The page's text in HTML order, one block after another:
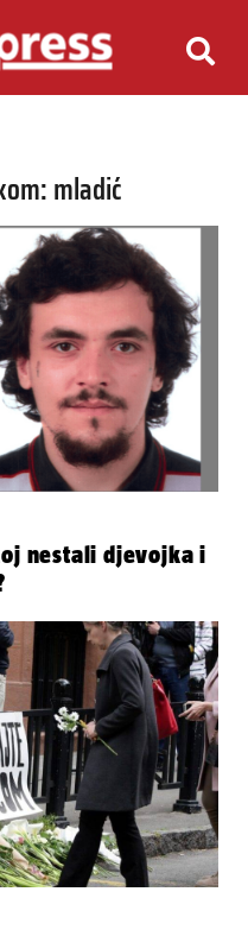
mladić
nestali djevojka i